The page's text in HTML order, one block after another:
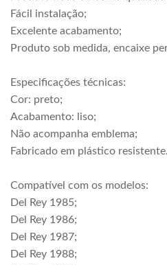
Fácil instalação;
Excelente acabamento;
Produto sob medida, encaixe
Especificações técnicas:
Cor: preto;
Acabamento: liso;
Não acompanha emblema;
Fabricado em plástico resistente.
Compatível com os modelos:
Del Rey 1985;
Del Rey 1986;
Del Rey 1987;
Del Rey 1988;